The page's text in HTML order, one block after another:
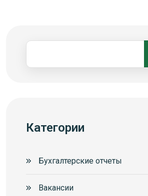
Категории
Бухгалтерские отчеты
Вакансии